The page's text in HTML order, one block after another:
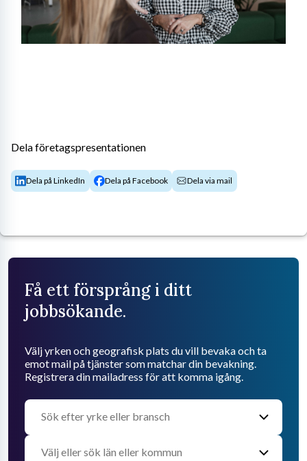
Dela företagspresentationen
Dela på LinkedIn Dela på Facebook Dela via mail
Få ett försprång i ditt
jobbsökande.
Välj yrken och geografisk plats du vill bevaka och ta
emot mail på tjänster som matchar din bevakning.
Registrera din mailadress för att komma igång.